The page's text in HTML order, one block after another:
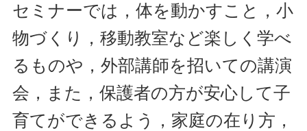
セミナーでは，体を動かすこと，小
物づくり，移動教室など楽しく学べ
るものや，外部講師を招いての講演
会，また， 保護者の方が安心して子
育てができるよう，家庭の在り方，